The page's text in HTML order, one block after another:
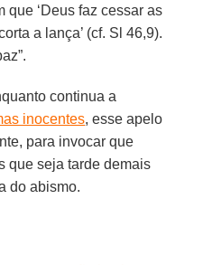
que ‘Deus faz cessar as
a lança’ (cf. Sl 46,9).
continua a
inocentes, esse apelo
para invocar que
que seja tarde demais
do abismo.